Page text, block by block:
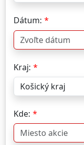
Dátum:
Kraj:
Kde: